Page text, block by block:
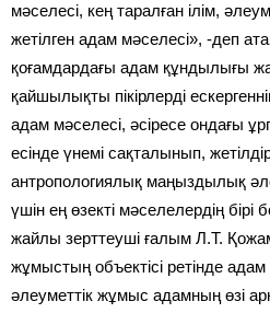
мәселесі, кең таралған ілім,
жетілген адам мәселесі», -деп
қоғамдардағы адам құндылығы
қайшылықты пікірлерді
адам мәселесі, әсіресе ондағы
есінде үнемі сақталынып,
антропологиялық маңыздылық
үшін ең өзекті мәселелердің
жайлы зерттеуші ғалым Л.Т.
жұмыстың объектісі ретінде адам
әлеуметтік жұмыс адамның өзі